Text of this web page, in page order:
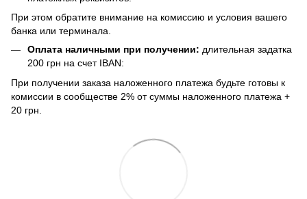
При этом обратите внимание на комиссию и условия вашего
банка или терминала.
Оплата наличными при получении: длительная задатка
200 грн на счет IBAN:
При получении заказа наложенного платежа будьте готовы к
комиссии в сообществе 2% от суммы наложенного платежа +
20 грн.